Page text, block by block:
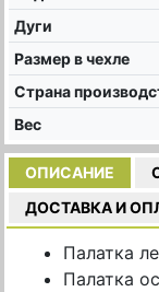
Дуги
Размер в чехле
Страна
Вес
ОПИСАНИЕ
ДОСТАВКА И
Палатка
Палатка